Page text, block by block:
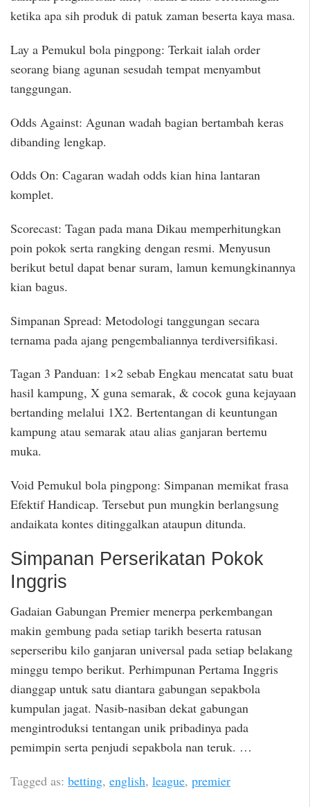
ketika apa sih produk di patuk zaman beserta kaya masa.
Lay a Pemukul bola pingpong: Terkait ialah order
seorang biang agunan sesudah tempat menyambut
tanggungan.
Odds Against: Agunan wadah bagian bertambah keras
dibanding lengkap.
Odds On: Cagaran wadah odds kian hina lantaran
komplet.
Scorecast: Tagan pada mana Dikau memperhitungkan
poin pokok serta rangking dengan resmi. Menyusun
berikut betul dapat benar suram, lamun kemungkinannya
kian bagus.
Simpanan Spread: Metodologi tanggungan secara
ternama pada ajang pengembaliannya terdiversifikasi.
Tagan 3 Panduan: 1×2 sebab Engkau mencatat satu buat
hasil kampung, X guna semarak, & cocok guna kejayaan
bertanding melalui 1X2. Bertentangan di keuntungan
kampung atau semarak atau alias ganjaran bertemu
muka.
Void Pemukul bola pingpong: Simpanan memikat frasa
Efektif Handicap. Tersebut pun mungkin berlangsung
andaikata kontes ditinggalkan ataupun ditunda.
Simpanan Perserikatan Pokok
Inggris
Gadaian Gabungan Premier menerpa perkembangan
makin gembung pada setiap tarikh beserta ratusan
seperseribu kilo ganjaran universal pada setiap belakang
minggu tempo berikut. Perhimpunan Pertama Inggris
dianggap untuk satu diantara gabungan sepakbola
kumpulan jagat. Nasib-nasiban dekat gabungan
mengintroduksi tentangan unik pribadinya pada
pemimpin serta penjudi sepakbola nan teruk. …
Tagged as: betting, english, league, premier